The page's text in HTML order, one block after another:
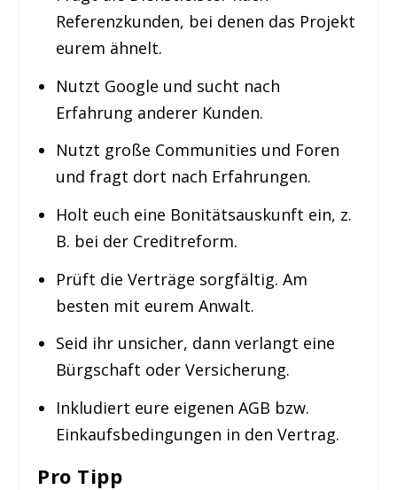
Referenzkunden, bei denen das Projekt
eurem ähnelt.
Nutzt Google und sucht nach
Erfahrung anderer Kunden.
Nutzt große Communities und Foren
und fragt dort nach Erfahrungen.
Holt euch eine Bonitätsauskunft ein, z.
B. bei der Creditreform.
Prüft die Verträge sorgfältig. Am
besten mit eurem Anwalt.
Seid ihr unsicher, dann verlangt eine
Bürgschaft oder Versicherung.
Inkludiert eure eigenen AGB bzw.
Einkaufsbedingungen in den Vertrag.
Pro Tipp